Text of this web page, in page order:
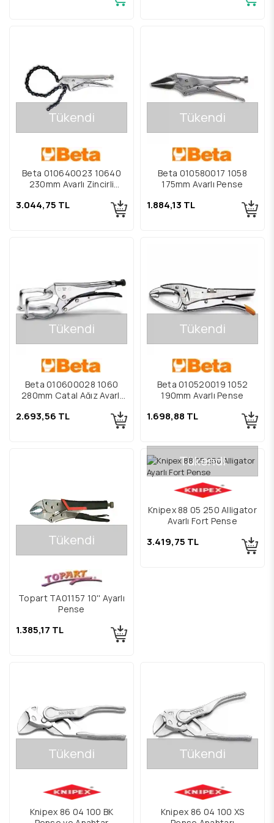
Tükendi
Beta 010640023 10640
230mm Ayarlı Zincirli
3.044,75 TL
Tükendi
Beta 010580017 1058
175mm Ayarlı Pense
1.884,13 TL
Tükendi
Beta 010600028 1060
280mm Çatal Ağız Ayarlı
2.693,56 TL
Tükendi
Beta 010520019 1052
190mm Ayarlı Pense
1.698,88 TL
Tükendi
Topart TA01157 10'' Ayarlı
Pense
1.385,17 TL
Tükendi
Knipex 88 05 250 Alligator
Ayarlı Fort Pense
3.419,75 TL
Tükendi
Knipex 86 04 100 BK
Tükendi
Knipex 86 04 100 XS